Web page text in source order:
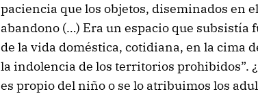
paciencia que los objetos, diseminados en
abandono (…) Era un espacio que subsistía
de la vida doméstica, cotidiana, en la cima
la indolencia de los territorios prohibidos”.
es propio del niño o se lo atribuimos los